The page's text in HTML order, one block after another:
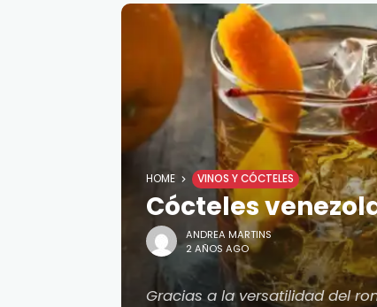
HOME VINOS Y CÓCTELES
Cócteles
ANDREA MARTINS
2 AÑOS AGO
Gracias a la versatilidad del